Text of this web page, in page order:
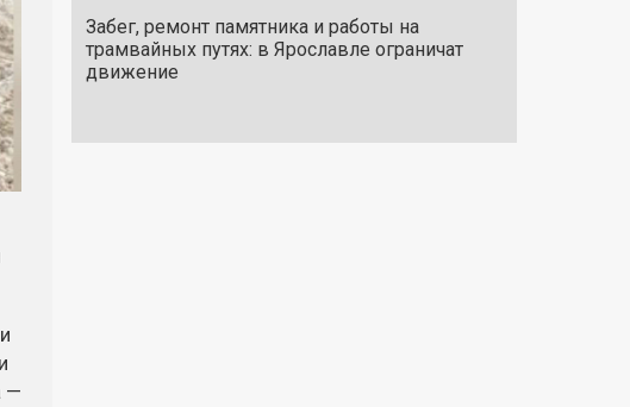
—
Забег, ремонт памятника и работы на
трамвайных путях: в Ярославле ограничат
движение